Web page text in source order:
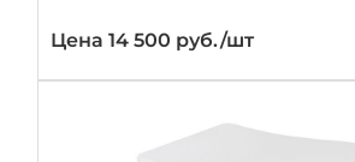
Цена 14 500 руб./шт